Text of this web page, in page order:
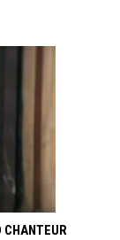
CHANTEUR